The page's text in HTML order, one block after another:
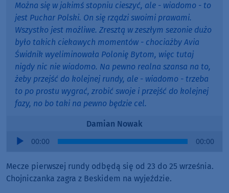
Można się w jakimś stopniu cieszyć, ale - wiadomo - to
jest Puchar Polski. On się rządzi swoimi prawami.
Wszystko jest możliwe. Zresztą w zeszłym sezonie dużo
było takich ciekawych momentów - chociażby Avia
Świdnik wyeliminowała Polonię Bytom, więc tutaj
nigdy nic nie wiadomo. Na pewno realna szansa na to,
żeby przejść do kolejnej rundy, ale - wiadomo - trzeba
to po prostu wygrać, zrobić swoje i przejść do kolejnej
fazy, no bo taki na pewno będzie cel.
Damian Nowak
Audio
00:00 00:00
Mecze pierwszej rundy odbędą się od 23 do 25 września.
Chojniczanka zagra z Beskidem na wyjeździe.